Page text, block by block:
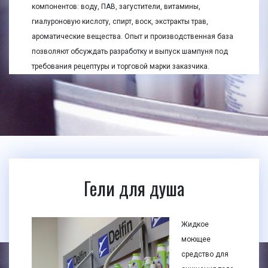
компонентов: воду, ПАВ, загустители, витамины,
гиалуроновую кислоту, спирт, воск, экстракты трав,
ароматические вещества. Опыт и производственная база
позволяют обсуждать разработку и выпуск шампуня под
требования рецептуры и торговой марки заказчика.
Гели для душа
Жидкое
моющее
средство для